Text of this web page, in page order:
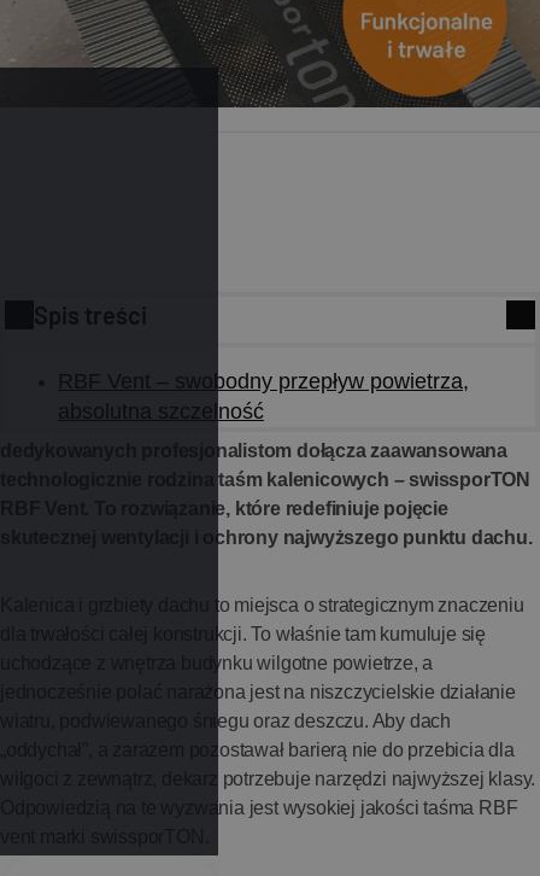
Spis treści
RBF Vent – swobodny przepływ powietrza,
absolutna szczelność
W portfolio rozwiązań systemowych swissporTON nadszedł
czas na kolejny krok w stronę perfekcji. Do linii produktów
dedykowanych profesjonalistom dołącza zaawansowana
technologicznie rodzina taśm kalenicowych – swissporTON
RBF Vent. To rozwiązanie, które redefiniuje pojęcie
skutecznej wentylacji i ochrony najwyższego punktu dachu.
Kalenica i grzbiety dachu to miejsca o strategicznym znaczeniu
dla trwałości całej konstrukcji. To właśnie tam kumuluje się
uchodzące z wnętrza budynku wilgotne powietrze, a
jednocześnie połać narażona jest na niszczycielskie działanie
wiatru, podwiewanego śniegu oraz deszczu. Aby dach
„oddychał”, a zarazem pozostawał barierą nie do przebicia dla
wilgoci z zewnątrz, dekarz potrzebuje narzędzi najwyższej klasy.
Odpowiedzią na te wyzwania jest wysokiej jakości taśma RBF